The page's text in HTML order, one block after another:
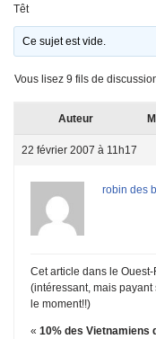
Têt
Ce sujet est vide.
Vous lisez 9 fils de
Auteur
22 février 2007 à 11h17
robin des
Cet article dans le Ouest-
(intéressant, mais
le moment!!)
« 10% des Vietnamiens